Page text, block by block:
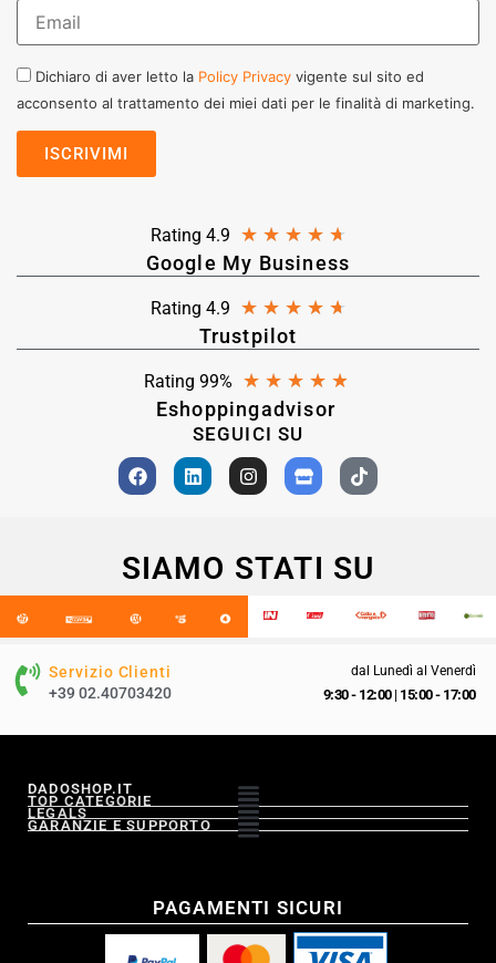
Dichiaro di aver letto la Policy Privacy vigente sul sito ed
acconsento al trattamento dei miei dati per le finalità di marketing.
Rating 4.9 ★ ★ ★ ★ ★
Google My Business
Rating 4.9 ★ ★ ★ ★ ★
Trustpilot
Rating 99% ★ ★ ★ ★ ★
Eshoppingadvisor
SEGUICI SU
SIAMO STATI SU
Servizio Clienti
+39 02.40703420
dal Lunedì al Venerdì
9:30 - 12:00| 15:00 - 17:00
DADOSHOP.IT
TOP CATEGORIE
LEGALS
GARANZIE E SUPPORTO
PAGAMENTI SICURI